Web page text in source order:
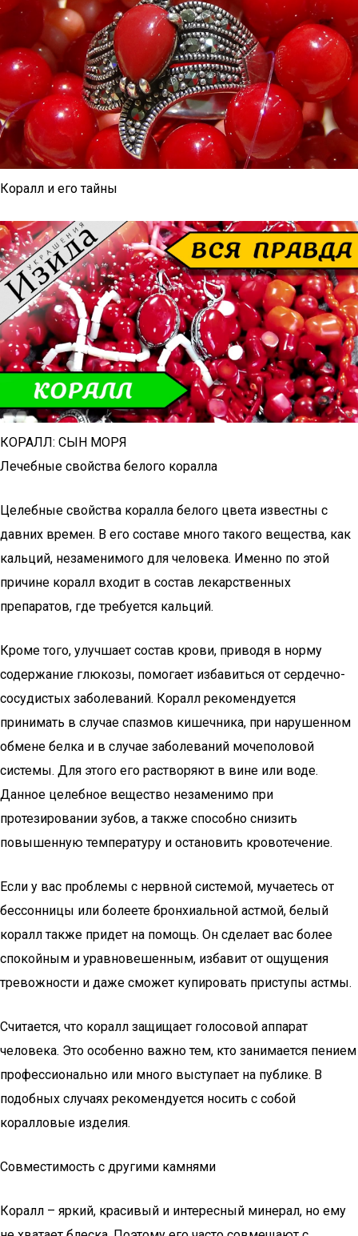
Коралл и его тайны
КОРАЛЛ: СЫН МОРЯ
Лечебные свойства белого коралла
Целебные свойства коралла белого цвета известны с
давних времен. В его составе много такого вещества, как
кальций, незаменимого для человека. Именно по этой
причине коралл входит в состав лекарственных
препаратов, где требуется кальций.
Кроме того, улучшает состав крови, приводя в норму
содержание глюкозы, помогает избавиться от сердечно-
сосудистых заболеваний. Коралл рекомендуется
принимать в случае спазмов кишечника, при нарушенном
обмене белка и в случае заболеваний мочеполовой
системы. Для этого его растворяют в вине или воде.
Данное целебное вещество незаменимо при
протезировании зубов, а также способно снизить
повышенную температуру и остановить кровотечение.
Если у вас проблемы с нервной системой, мучаетесь от
бессонницы или болеете бронхиальной астмой, белый
коралл также придет на помощь. Он сделает вас более
спокойным и уравновешенным, избавит от ощущения
тревожности и даже сможет купировать приступы астмы.
Считается, что коралл защищает голосовой аппарат
человека. Это особенно важно тем, кто занимается пением
профессионально или много выступает на публике. В
подобных случаях рекомендуется носить с собой
коралловые изделия.
Совместимость с другими камнями
Коралл – яркий, красивый и интересный минерал, но ему